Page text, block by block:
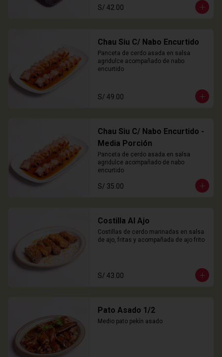
S/ 42.00
Chau Siu C/ Nabo Encurtido
Panceta de cerdo asada en salsa
agridulce acompañado de nabo
encurtido
S/ 49.00
Chau Siu C/ Nabo Encurtido -
Media Porción
Panceta de cerdo asada en salsa
agridulce acompañado de nabo
encurtido
S/ 35.00
Costilla Al Ajo
Costillas de cerdo marinadas en salsa
de ajo, fritas y acompañada de ajo frito
S/ 43.00
Pato Asado 1/2
Medio pato pekín asado